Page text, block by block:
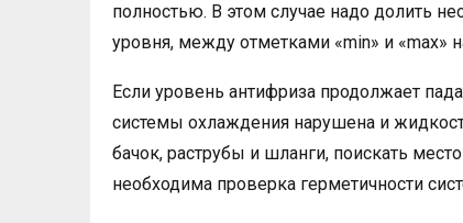
полностью. В этом случае надо долить
уровня, между отметками «min» и «max»
Если уровень антифриза продолжает
системы охлаждения нарушена и
бачок, раструбы и шланги, поискать
необходима проверка герметичности